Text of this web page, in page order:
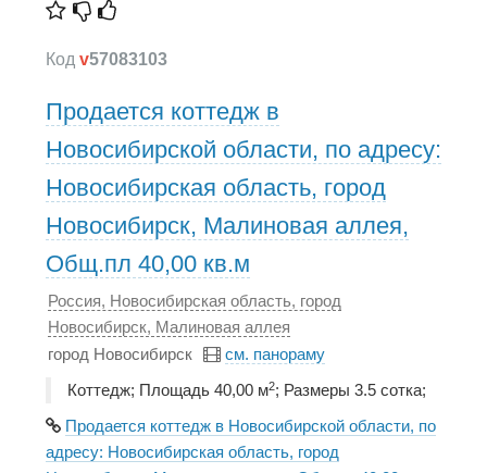
Код v57083103
Продается коттедж в
Новосибирской области, по адресу:
Новосибирская область, город
Новосибирск, Малиновая аллея,
Общ.пл 40,00 кв.м
Россия, Новосибирская область, город
Новосибирск, Малиновая аллея
город Новосибирск
см. панораму
Коттедж; Площадь 40,00 м2; Размеры 3.5 сотка;
Продается коттедж в Новосибирской области, по
адресу: Новосибирская область, город